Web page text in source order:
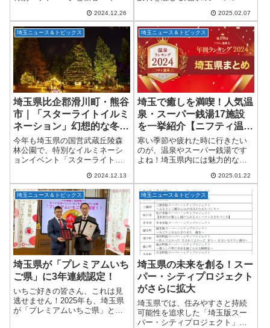
ぴったり！秩父鉄道が2025年干
支「巳」をモチーフにした「開
運記念入場券」を1月1日から13
日まで...
2024.12.26
っぷを販売します。その名も
「長瀞・秩父GO!GO!フリーきっ
ぷ」！2025年2月8日(土)から3月
1...
2025.02.07
埼玉ニュース＆トピックス
埼玉県比企郡滑川町・熊谷
市｜「スターライトイルミ
ネーション」幻想的な冬の
夜へご招待！
今年も埼玉県の国営武蔵丘陵森
林公園で、特別なイルミネーシ
ョンイベント「スターライトイ
す！12月13日(金)から15日(日)、
そして12月20日(金)から25日(水)
までの夜、約55万球の煌...
2024.12.13
埼玉ニュース＆トピックス
埼玉で癒しを満喫！人気温
泉・スーパー銭湯17施設
を一挙紹介【ニフティ温泉
年間ランキング2024】
寒い季節や疲れた時に行きたい
のが、温泉やスーパー銭湯です
よね！埼玉県内には魅力的な温
2024年の「ニフティ温泉 年間ラ
ンキング」で高評価を得た人気
施設が勢揃いしました。今回は
埼玉県内で選ば...
2025.01.22
埼玉ニュース＆トピックス
埼玉県が「プレミアムいち
ご県」に3年連続認定！
いちご好きの皆さん、これは見
逃せません！2025年も、埼玉県
が「プレミアムいちご県」とし
埼玉ニュース＆トピックス
埼玉県の未来を創る！スー
パー・シティプロジェクト
がさらに拡大
埼玉県では、住みやすさと持続
可能性を追求した「埼玉版スー
パー・シティプロジェクト」が